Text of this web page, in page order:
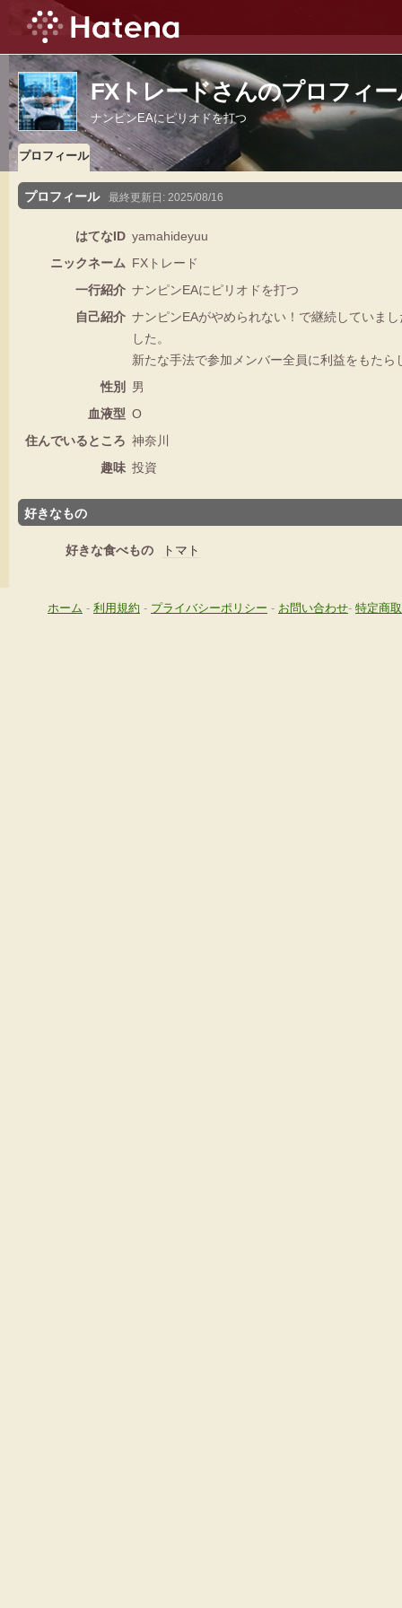
FXトレードさんのプロフィー
ナンピンEAにピリオドを打つ
プロフィール
プロフィール 最終更新日: 2025/08/16
はてなID yamahideyuu
ニックネーム FXトレード
一行紹介 ナンピンEAにピリオドを打つ
自己紹介 ナンピンEAがやめられない！で継続していま
した。
新たな手法で参加メンバー全員に利益をもたら
性別
男
血液型 O
住んでいるところ 神奈川
趣味 投資
好きなもの
好きな食べもの トマト
ホーム - 利用規約 - プライバシーポリシー - お問い合わせ- 特定商